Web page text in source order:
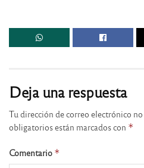
Deja una respuesta
Tu dirección de correo electrónico no
obligatorios están marcados con *
Comentario *